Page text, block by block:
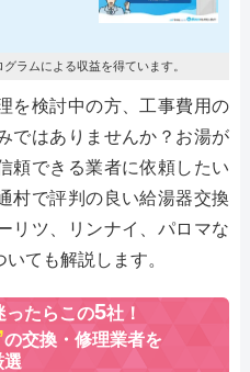
ラムによる収益を得ています。
を検討中の方、工事費用の
ではありませんか？お湯が
頼できる業者に依頼したい
村で評判の良い給湯器交換
リツ、リンナイ、パロマな
ても解説します。
ったらこの5社！
の交換・修理業者を
選